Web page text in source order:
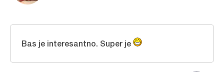
Bas je interesantno. Super je